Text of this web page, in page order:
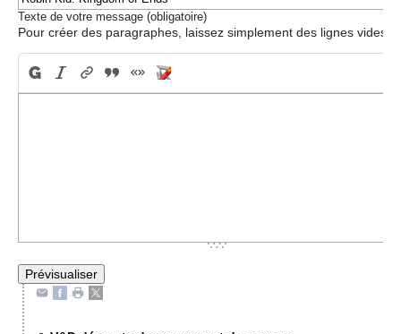
Texte de votre message (obligatoire)
Pour créer des paragraphes, laissez simplement des lignes vides.